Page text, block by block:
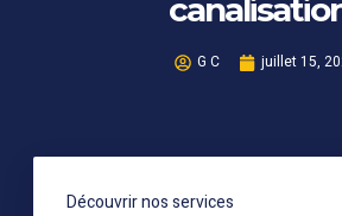
G C juillet 15,
Découvrir nos services